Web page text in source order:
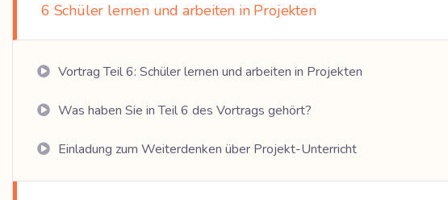
6 Schüler lernen und arbeiten in Projekten
Vortrag Teil 6: Schüler lernen und arbeiten in Projekten
Was haben Sie in Teil 6 des Vortrags gehört?
Einladung zum Weiterdenken über Projekt-Unterricht